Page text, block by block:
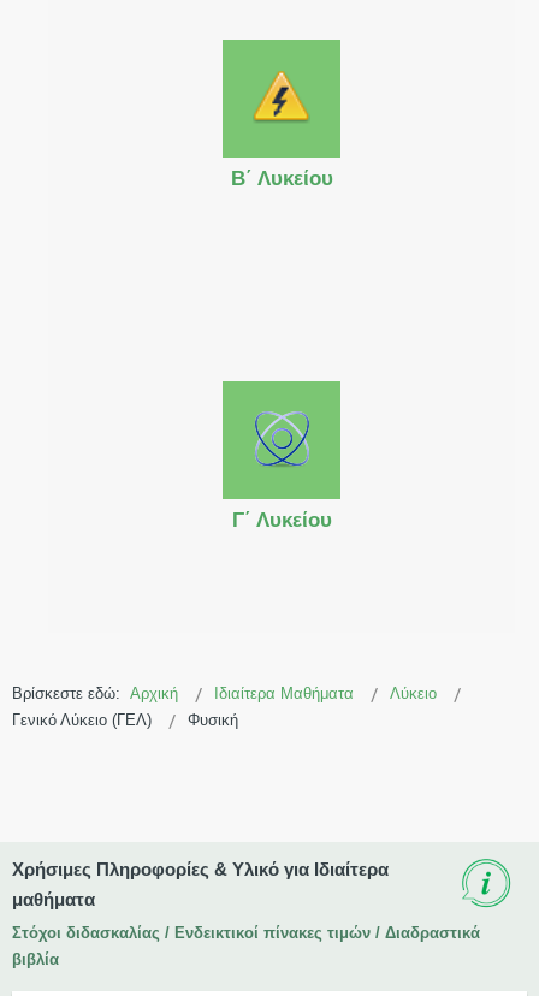
Β΄ Λυκείου
Γ΄ Λυκείου
Βρίσκεστε εδώ: Αρχική Ιδιαίτερα Μαθήματα
Λύκειο
Γενικό Λύκειο (ΓΕΛ)
Φυσική
Χρήσιμες Πληροφορίες & Υλικό για Ιδιαίτερα
μαθήματα
Στόχοι διδασκαλίας / Ενδεικτικοί πίνακες τιμών / Διαδραστικά
βιβλία